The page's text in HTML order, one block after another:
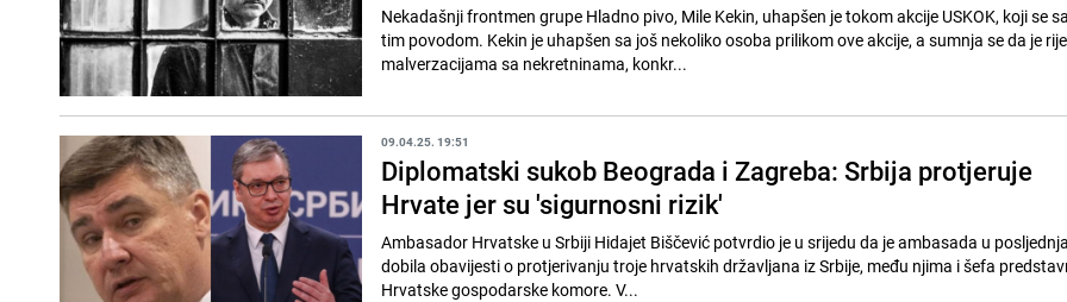
Nekadašnji frontmen grupe Hladno pivo, Mile Kekin, uhapšen je tokom akcije USKOK, koji se
tim povodom. Kekin je uhapšen sa još nekoliko osoba prilikom ove akcije, a sumnja se da je
malverzacijama sa nekretninama, konkr...
09.04.25. 19:51
Diplomatski sukob Beograda i Zagreba: Srbija protjeruje
Hrvate jer su 'sigurnosni rizik'
Ambasador Hrvatske u Srbiji Hidajet Biščević potvrdio je u srijedu da je ambasada u
dobila obavijesti o protjerivanju troje hrvatskih državljana iz Srbije, među njima i šefa
Hrvatske gospodarske komore. V...